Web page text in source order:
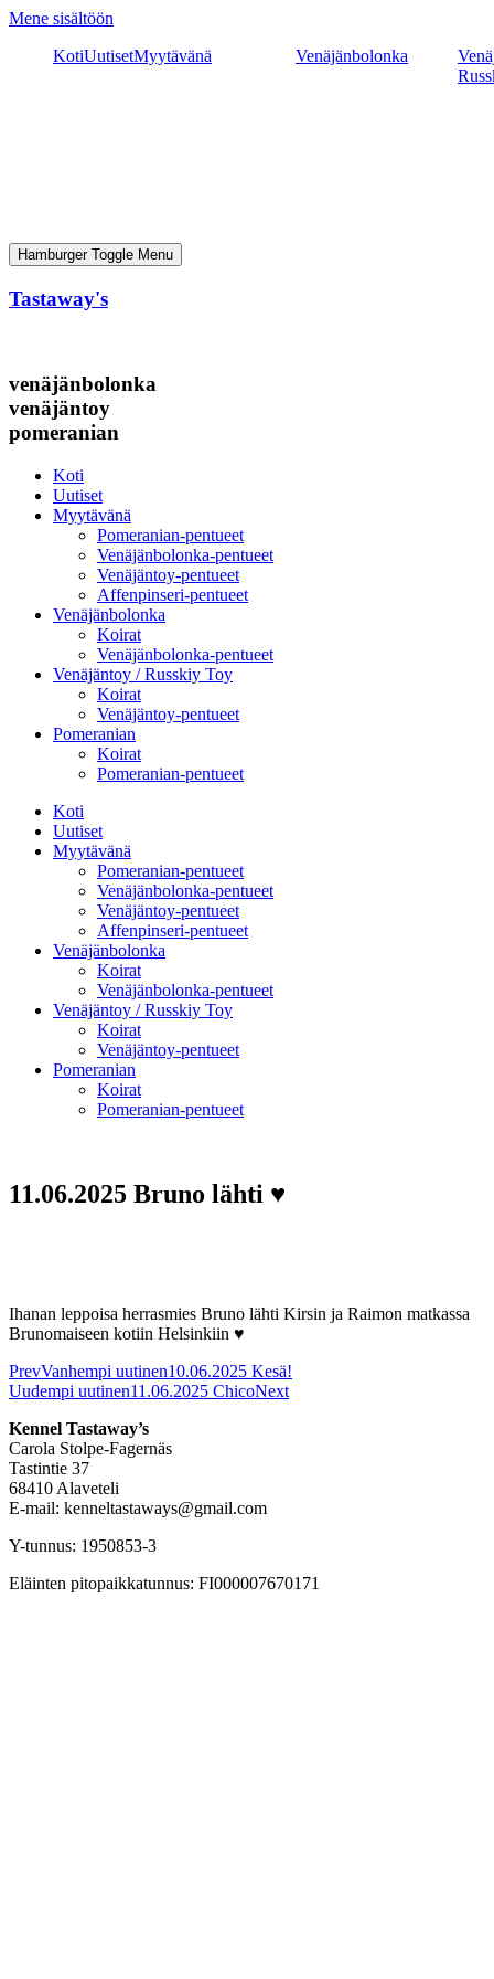
Mene sisältöön
KotiUutisetMyytävänä Venäjänbolonka
Hamburger Toggle Menu
Tastaway's
venäjänbolonka
venäjäntoy
pomeranian
Koti
Uutiset
Myytävänä
Pomeranian-pentueet
Venäjänbolonka-pentueet
Venäjäntoy-pentueet
Affenpinseri-pentueet
Venäjänbolonka
Koirat
Venäjänbolonka-pentueet
Venäjäntoy / Russkiy Toy
Koirat
Venäjäntoy-pentueet
Pomeranian
Koirat
Pomeranian-pentueet
Koti
Uutiset
Myytävänä
Pomeranian-pentueet
Venäjänbolonka-pentueet
Venäjäntoy-pentueet
Affenpinseri-pentueet
Venäjänbolonka
Koirat
Venäjänbolonka-pentueet
Venäjäntoy / Russkiy Toy
Koirat
Venäjäntoy-pentueet
Pomeranian
Koirat
Pomeranian-pentueet
11.06.2025 Bruno lähti ♥
Ihanan leppoisa herrasmies Bruno lähti Kirsin ja Raimon matkassa
Brunomaiseen kotiin Helsinkiin ♥
PrevVanhempi uutinen10.06.2025 Kesä!
Uudempi uutinen11.06.2025 ChicoNext
Kennel Tastaway’s
Carola Stolpe-Fagernäs
Tastintie 37
68410 Alaveteli
E-mail: kenneltastaways@gmail.com
Y-tunnus: 1950853-3
Eläinten pitopaikkatunnus: FI000007670171